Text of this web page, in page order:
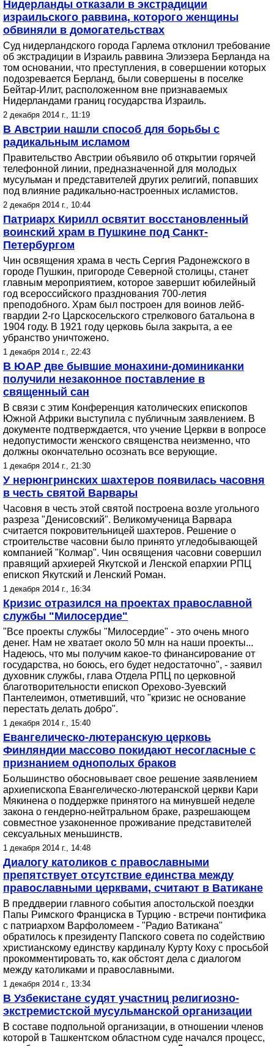
Нидерланды отказали в экстрадиции
израильского раввина, которого женщины
обвиняли в домогательствах
Суд нидерландского города Гарлема отклонил требование
об экстрадиции в Израиль раввина Элиэзера Берланда на
том основании, что преступления, в совершении которых
подозревается Берланд, были совершены в поселке
Бейтар-Илит, расположенном вне признаваемых
Нидерландами границ государства Израиль.
2 декабря 2014 г., 11:19
В Австрии нашли способ для борьбы с
радикальным исламом
Правительство Австрии объявило об открытии горячей
телефонной линии, предназначенной для молодых
мусульман и представителей других религий, попавших
под влияние радикально-настроенных исламистов.
2 декабря 2014 г., 10:44
Патриарх Кирилл освятит восстановленный
воинский храм в Пушкине под Санкт-
Петербургом
Чин освящения храма в честь Сергия Радонежского в
городе Пушкин, пригороде Северной столицы, станет
главным мероприятием, которое завершит юбилейный
год всероссийского празднования 700-летия
преподобного. Храм был построен для воинов лейб-
гвардии 2-го Царскосельского стрелкового батальона в
1904 году. В 1921 году церковь была закрыта, а ее
убранство уничтожено.
1 декабря 2014 г., 22:43
В ЮАР две бывшие монахини-доминиканки
получили незаконное поставление в
священный сан
В связи с этим Конференция католических епископов
Южной Африки выступила с публичным заявлением. В
документе подтверждается, что учение Церкви в вопросе
недопустимости женского священства неизменно, что
должны окончательно осознать все верующие.
1 декабря 2014 г., 21:30
У нерюнгринских шахтеров появилась часовня
в честь святой Варвары
Часовня в честь этой святой построена возле угольного
разреза "Денисовский". Великомученица Варвара
считается покровительницей шахтеров. Решение о
строительстве часовни было принято угледобывающей
компанией "Колмар". Чин освящения часовни совершил
правящий архиерей Якутской и Ленской епархии РПЦ
епископ Якутский и Ленский Роман.
1 декабря 2014 г., 16:34
Кризис отразился на проектах православной
службы "Милосердие"
"Все проекты службы "Милосердие" - это очень много
денег. Нам не хватает около 50 млн на наши проекты...
Надеюсь, что мы получим какое-то финансирование от
государства, но боюсь, его будет недостаточно", - заявил
духовник службы, глава Отдела РПЦ по церковной
благотворительности епископ Орехово-Зуевский
Пантелеимон, отметивший, что "кризис не основание
перестать делать добро".
1 декабря 2014 г., 15:40
Евангелическо-лютеранскую церковь
Финляндии массово покидают несогласные с
признанием однополых браков
Большинство обосновывает свое решение заявлением
архиепископа Евангелическо-лютеранской церкви Кари
Мякинена о поддержке принятого на минувшей неделе
закона о гендерно-нейтральном браке, разрешающем
совместное узаконенное проживание представителей
сексуальных меньшинств.
1 декабря 2014 г., 14:48
Диалогу католиков с православными
препятствует отсутствие единства между
православными церквами, считают в Ватикане
В преддверии главного события апостольской поездки
Папы Римского Франциска в Турцию - встречи понтифика
с патриархом Варфоломеем - "Радио Ватикана"
обратилось к президенту Папского совета по содействию
христианскому единству кардиналу Курту Коху с просьбой
прокомментировать то, как обстоят дела с диалогом
между католиками и православными.
1 декабря 2014 г., 13:34
В Узбекистане судят участниц религиозно-
экстремистской мусульманской организации
В составе подпольной организации, в отношении членов
которой в Ташкентском областном суде начался процесс,